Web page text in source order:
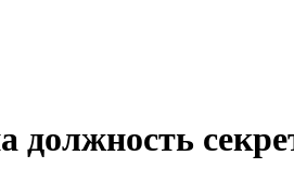
должность